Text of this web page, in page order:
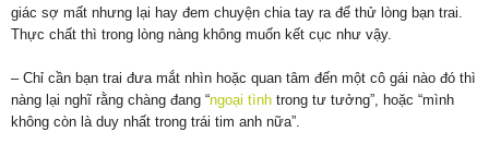
giác sợ mất nhưng lại hay đem chuyện chia tay ra để thử lòng bạn trai.
Thực chất thì trong lòng nàng không muốn kết cục như vậy.
– Chỉ cần bạn trai đưa mắt nhìn hoặc quan tâm đến một cô gái nào đó thì
nàng lại nghĩ rằng chàng đang “ngoại tình trong tư tưởng”, hoặc “mình
không còn là duy nhất trong trái tim anh nữa”.